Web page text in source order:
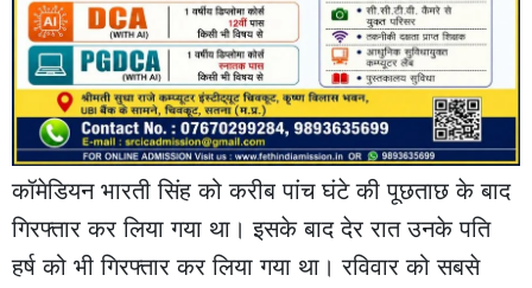
कॉमेडियन भारती सिंह को करीब पांच घंटे की पूछताछ के बाद
गिरफ्तार कर लिया गया था। इसके बाद देर रात उनके पति
हर्ष को भी गिरफ्तार कर लिया गया था। रविवार को सबसे